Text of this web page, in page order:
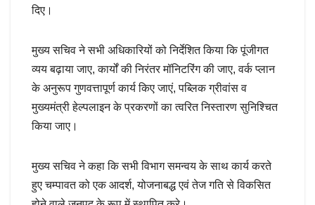
दिए।
मुख्य सचिव ने सभी अधिकारियों को निर्देशित किया कि पूंजीगत
व्यय बढ़ाया जाए, कार्यों की निरंतर मॉनिटरिंग की जाए, वर्क प्लान
के अनुरूप गुणवत्तापूर्ण कार्य किए जाएं, पब्लिक ग्रीवांस व
मुख्यमंत्री हेल्पलाइन के प्रकरणों का त्वरित निस्तारण सुनिश्चित
किया जाए।
मुख्य सचिव ने कहा कि सभी विभाग समन्वय के साथ कार्य करते
हुए चम्पावत को एक आदर्श, योजनाबद्ध एवं तेज गति से विकसित